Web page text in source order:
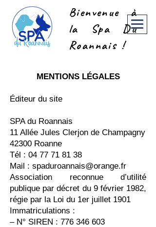
Bienvenue à
la Spa Du
Roannais !
MENTIONS LÉGALES
Éditeur du site
SPA du Roannais
11 Allée Jules Clerjon de Champagny
42300 Roanne
Tél : 04 77 71 81 38
Mail : spaduroannais@orange.fr
Association reconnue d’utilité
publique par décret du 9 février 1982,
régie par la Loi du 1er juillet 1901
Immatriculations :
– N° SIREN : 776 346 603